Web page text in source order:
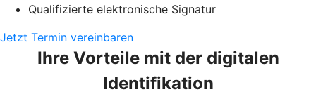
Qualifizierte elektronische Signatur
Jetzt Termin vereinbaren
Ihre Vorteile mit der digitalen
Identifikation